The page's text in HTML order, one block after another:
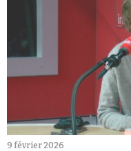
9 février 2026